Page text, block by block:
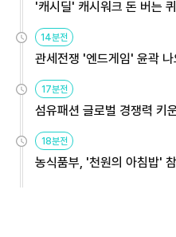
'캐시딜' 캐시워크 돈 버는
14분전
관세전쟁 '엔드게임' 윤곽
17분전
섬유패션 글로벌 경쟁력
18분전
농식품부, '천원의 아침밥'